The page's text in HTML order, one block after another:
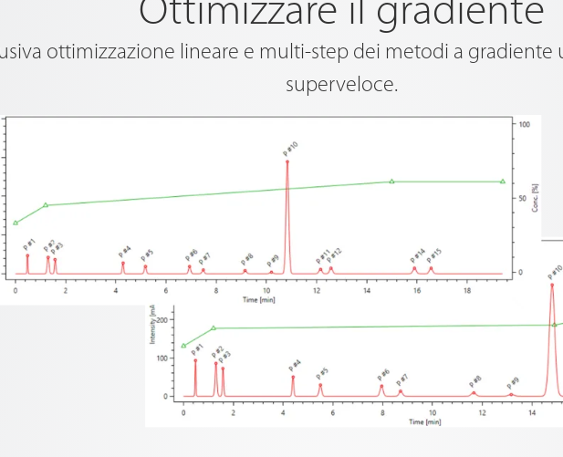
Ottimizzare il gradiente
ottimizzazione lineare e multi-step dei metodi a
superveloce.